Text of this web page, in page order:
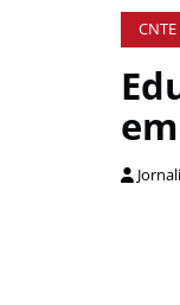
CNTE